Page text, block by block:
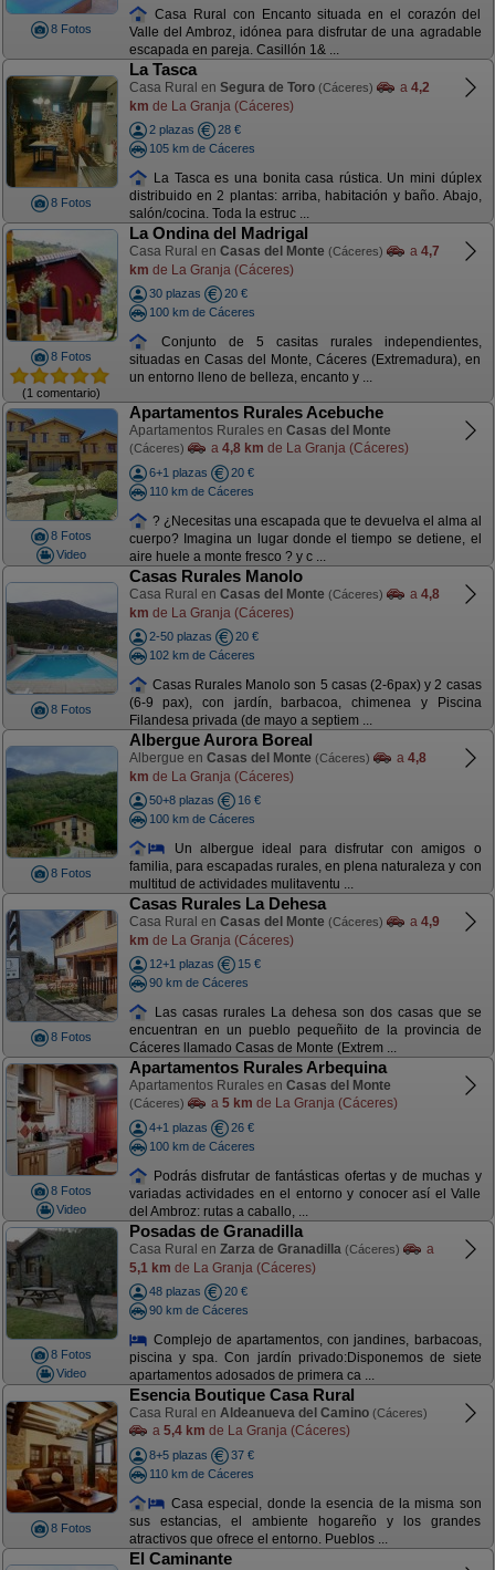
8 Fotos
Casa Rural con Encanto situada en el corazón del
Valle del Ambroz, idónea para disfrutar de una agradable
escapada en pareja. Casillón 1& ...
8 Fotos
La Tasca
Casa Rural en Segura de Toro (Cáceres) a 4,2
km de La Granja (Cáceres)
2 plazas
28 €
105 km de Cáceres
La Tasca es una bonita casa rústica. Un mini dúplex
distribuido en 2 plantas: arriba, habitación y baño. Abajo,
salón/cocina. Toda la estruc ...
8 Fotos
(1 comentario)
La Ondina del Madrigal
Casa Rural en Casas del Monte (Cáceres) a 4,7
km de La Granja (Cáceres)
30 plazas
20 €
100 km de Cáceres
Conjunto de 5 casitas rurales independientes,
situadas en Casas del Monte, Cáceres (Extremadura), en
un entorno lleno de belleza, encanto y ...
8 Fotos
Video
Apartamentos Rurales Acebuche
Apartamentos Rurales en Casas del Monte
(Cáceres) a 4,8 km de La Granja (Cáceres)
6+1 plazas
20 €
110 km de Cáceres
? ¿Necesitas una escapada que te devuelva el alma al
cuerpo? Imagina un lugar donde el tiempo se detiene, el
aire huele a monte fresco ? y c ...
8 Fotos
Casas Rurales Manolo
Casa Rural en Casas del Monte (Cáceres) a 4,8
km de La Granja (Cáceres)
2-50 plazas
20 €
102 km de Cáceres
Casas Rurales Manolo son 5 casas (2-6pax) y 2 casas
(6-9 pax), con jardín, barbacoa, chimenea y Piscina
Filandesa privada (de mayo a septiem ...
8 Fotos
Albergue Aurora Boreal
Albergue en Casas del Monte (Cáceres) a 4,8
km de La Granja (Cáceres)
50+8 plazas
16 €
100 km de Cáceres
Un albergue ideal para disfrutar con amigos o
familia, para escapadas rurales, en plena naturaleza y con
multitud de actividades mulitaventu ...
8 Fotos
Casas Rurales La Dehesa
Casa Rural en Casas del Monte (Cáceres) a 4,9
km de La Granja (Cáceres)
12+1 plazas
15 €
90 km de Cáceres
Las casas rurales La dehesa son dos casas que se
encuentran en un pueblo pequeñito de la provincia de
Cáceres llamado Casas de Monte (Extrem ...
8 Fotos
Video
Apartamentos Rurales Arbequina
Apartamentos Rurales en Casas del Monte
(Cáceres) a 5 km de La Granja (Cáceres)
4+1 plazas
26 €
100 km de Cáceres
Podrás disfrutar de fantásticas ofertas y de muchas y
variadas actividades en el entorno y conocer así el Valle
del Ambroz: rutas a caballo, ...
8 Fotos
Video
Posadas de Granadilla
Casa Rural en Zarza de Granadilla (Cáceres)
a
5,1 km de La Granja (Cáceres)
48 plazas
20 €
90 km de Cáceres
Complejo de apartamentos, con jandines, barbacoas,
piscina y spa. Con jardín privado:Disponemos de siete
apartamentos adosados de primera ca ...
8 Fotos
Esencia Boutique Casa Rural
Casa Rural en Aldeanueva del Camino (Cáceres)
a 5,4 km de La Granja (Cáceres)
8+5 plazas
37 €
110 km de Cáceres
Casa especial, donde la esencia de la misma son
sus estancias, el ambiente hogareño y los grandes
atractivos que ofrece el entorno. Pueblos ...
El Caminante